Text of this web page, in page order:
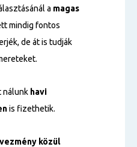
a magas
mindig fontos
de át is tudják
nálunk havi
is fizethetik.
közül